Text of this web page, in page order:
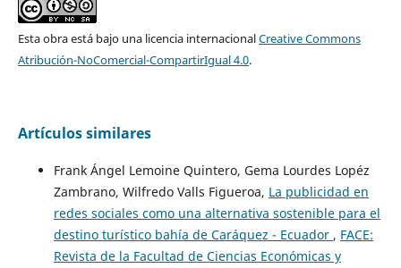
Esta obra está bajo una licencia internacionalCreative Commons
Atribución-NoComercial-CompartirIgual 4.0.
Artículos similares
Frank Ángel Lemoine Quintero, Gema Lourdes Lopéz
Zambrano, Wilfredo Valls Figueroa, La publicidad en
redes sociales como una alternativa sostenible para el
destino turístico bahía de Caráquez - Ecuador , FACE:
Revista de la Facultad de Ciencias Económicas y